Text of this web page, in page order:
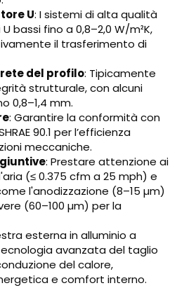
U: I sistemi di alta qualità
bassi fino a 0,8–2,0 W/m²K,
il trasferimento di
del profilo: Tipicamente
strutturale, con alcuni
0,8–1,4 mm.
: Garantire la conformità con
90.1 per l’efficienza
meccaniche.
: Prestare attenzione ai
(≤ 0.375 cfm a 25 mph) e
l'anodizzazione (8–15 µm)
(60–100 µm) per la
esterna in alluminio a
avanzata del taglio
del calore,
e comfort interno.